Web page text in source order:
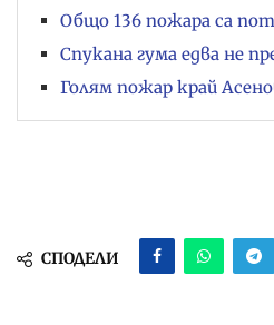
Общо 136 пожара са
Спукана гума едва не
Голям пожар край
СПОДЕЛИ